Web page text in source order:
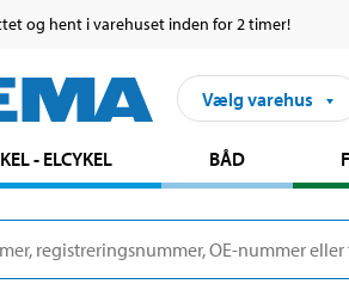
og hent i varehuset inden for 2 timer!
Vælg varehus
- ELCYKEL BÅD